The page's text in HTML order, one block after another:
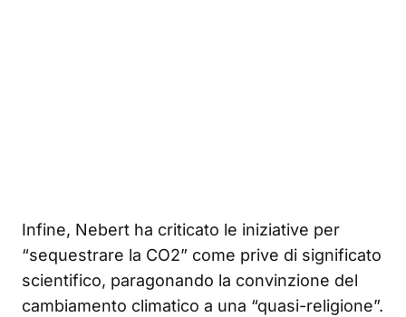
Infine, Nebert ha criticato le iniziative per
“sequestrare la CO2” come prive di significato
scientifico, paragonando la convinzione del
cambiamento climatico a una “quasi-religione”.